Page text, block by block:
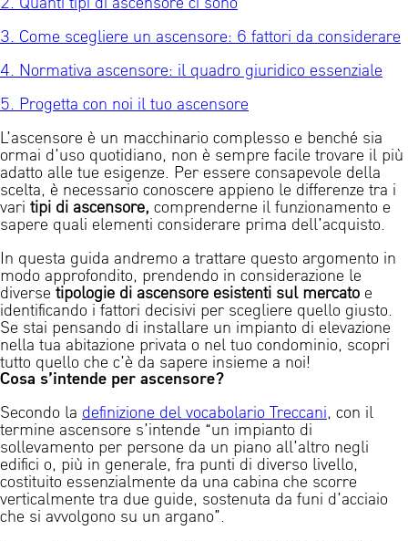
2. Quanti tipi di ascensore ci sono
3. Come scegliere un ascensore: 6 fattori da considerare
4. Normativa ascensore: il quadro giuridico essenziale
5. Progetta con noi il tuo ascensore
L’ascensore è un macchinario complesso e benché sia
ormai d’uso quotidiano, non è sempre facile trovare il più
adatto alle tue esigenze. Per essere consapevole della
scelta, è necessario conoscere appieno le differenze tra i
vari tipi di ascensore, comprenderne il funzionamento e
sapere quali elementi considerare prima dell’acquisto.
In questa guida andremo a trattare questo argomento in
modo approfondito, prendendo in considerazione le
diverse tipologie di ascensore esistenti sul mercato e
identificando i fattori decisivi per scegliere quello giusto.
Se stai pensando di installare un impianto di elevazione
nella tua abitazione privata o nel tuo condominio, scopri
tutto quello che c’è da sapere insieme a noi!
Cosa s’intende per ascensore?
Secondo la definizione del vocabolario Treccani, con il
termine ascensore s’intende “un impianto di
sollevamento per persone da un piano all’altro negli
edifici o, più in generale, fra punti di diverso livello,
costituito essenzialmente da una cabina che scorre
verticalmente tra due guide, sostenuta da funi d’acciaio
che si avvolgono su un argano”.